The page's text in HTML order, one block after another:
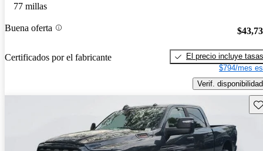
77 millas
Buena oferta
Certificados por el fabricante
El precio incluye tasas
$794/mes
Verif. disponibilidad